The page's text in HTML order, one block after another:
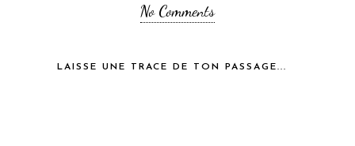
No Comments
LAISSE UNE TRACE DE TON PASSAGE...